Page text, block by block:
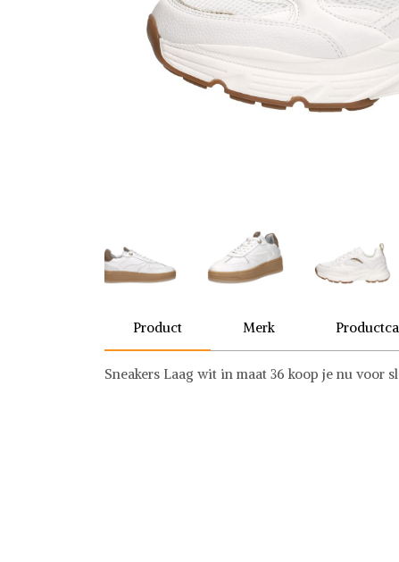
Product Merk
Sneakers Laag wit in maat 36 koop je nu voor